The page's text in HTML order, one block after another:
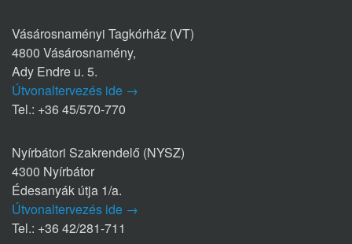
Vásárosnaményi Tagkórház (VT)
4800 Vásárosnamény,
Ady Endre u. 5.
Útvonaltervezés ide →
Tel.: +36 45/570-770
Nyírbátori Szakrendelő (NYSZ)
4300 Nyírbátor
Édesanyák útja 1/a.
Útvonaltervezés ide →
Tel.: +36 42/281-711